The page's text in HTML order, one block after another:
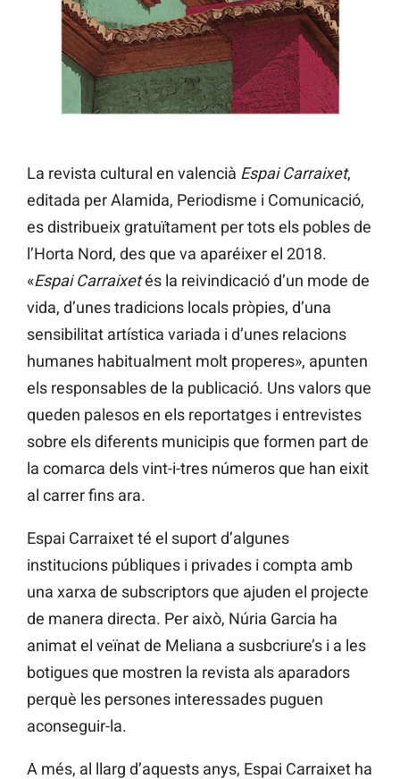
La revista cultural en valencià Espai Carraixet,
editada per Alamida, Periodisme i Comunicació,
es distribueix gratuïtament per tots els pobles de
l’Horta Nord, des que va aparéixer el 2018.
«Espai Carraixetés la reivindicació d’un mode de
vida, d’unes tradicions locals pròpies, d’una
sensibilitat artística variada i d’unes relacions
humanes habitualment molt properes», apunten
els responsables de la publicació. Uns valors que
queden palesos en els reportatges i entrevistes
sobre els diferents municipis que formen part de
la comarca dels vint-i-tres números que han eixit
al carrer fins ara.
Espai Carraixet té el suport d’algunes
institucions públiques i privades i compta amb
una xarxa de subscriptors que ajuden el projecte
de manera directa. Per això, Núria Garcia ha
animat el veïnat de Meliana a susbcriure’s i a les
botigues que mostren la revista als aparadors
perquè les persones interessades puguen
aconseguir-la.
A més, al llarg d’aquests anys, Espai Carraixet ha